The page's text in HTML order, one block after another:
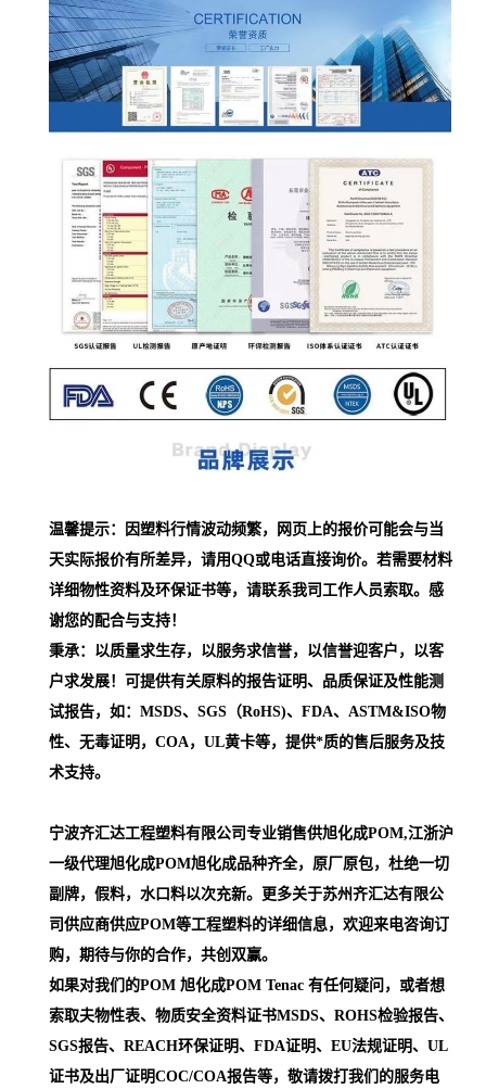
温馨提示：因塑料行情波动频繁，网页上的报价可能会与当
天实际报价有所差异，请用QQ或电话直接询价。若需要材料
详细物性资料及环保证书等，请联系我司工作人员索取。感
谢您的配合与支持！
秉承：以质量求生存，以服务求信誉，以信誉迎客户，以客
户求发展！可提供有关原料的报告证明、品质保证及性能测
试报告，如：MSDS、SGS（RoHS)、FDA、ASTM&ISO物
性、无毒证明，COA，UL黄卡等，提供*质的售后服务及技
术支持。
宁波齐汇达工程塑料有限公司专业销售供旭化成POM,江浙沪
一级代理旭化成POM旭化成品种齐全，原厂原包，杜绝一切
副牌，假料，水口料以次充新。更多关于苏州齐汇达有限公
司供应商供应POM等工程塑料的详细信息，欢迎来电咨询订
购，期待与你的合作，共创双赢。
如果对我们的POM 旭化成POM Tenac 有任何疑问，或者想
索取夫物性表、物质安全资料证书MSDS、ROHS检验报告、
SGS报告、REACH环保证明、FDA证明、EU法规证明、UL
证书及出厂证明COC/COA报告等，敬请拨打我们的服务电